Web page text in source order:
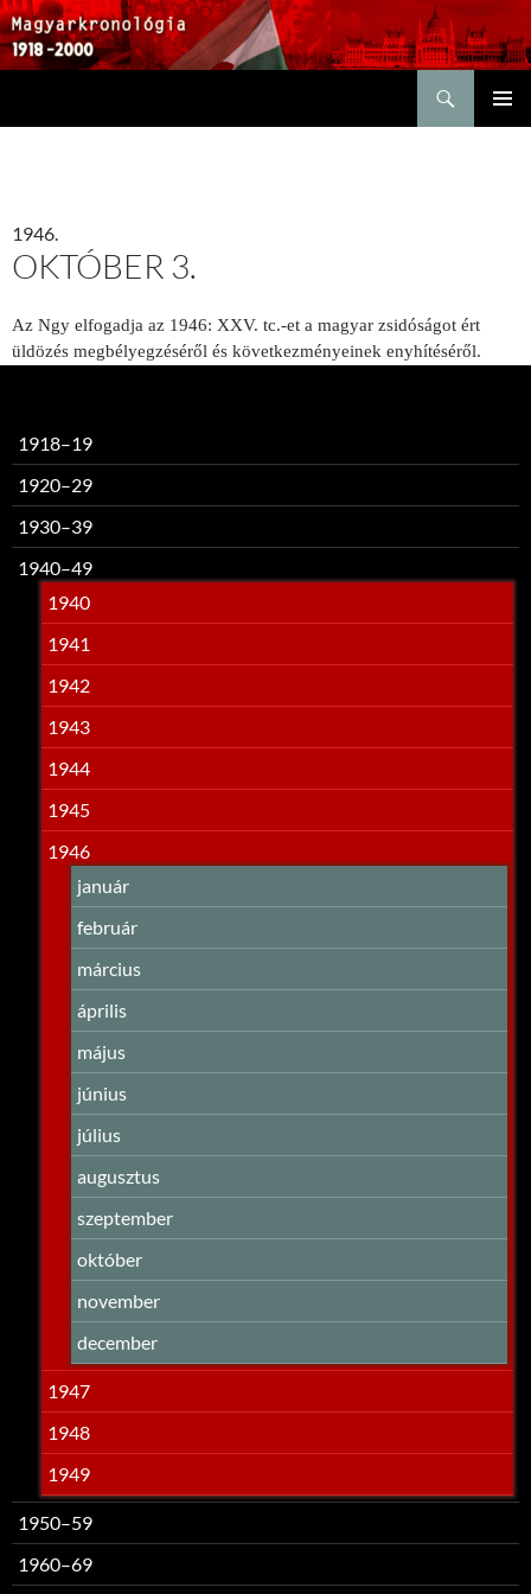
1946.
OKTÓBER 3.
Az Ngy elfogadja az 1946: XXV. tc.-et a magyar zsidóságot ért
üldözés megbélyegzéséről és következményeinek enyhítéséről.
1918–19
1920–29
1930–39
1940–49
1940
1941
1942
1943
1944
1945
1946
január
február
március
április
május
június
július
augusztus
szeptember
október
november
december
1947
1948
1949
1950–59
1960–69